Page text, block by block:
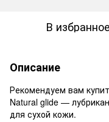
В избранное
Описание
Рекомендуем вам
Natural glide —
для сухой кожи.